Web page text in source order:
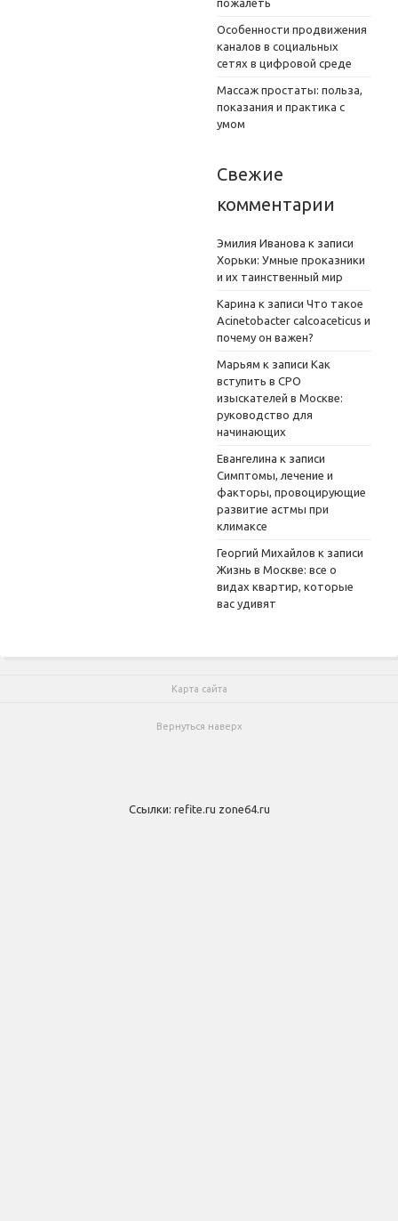
пожалеть
Особенности продвижения
каналов в социальных
сетях в цифровой среде
Массаж простаты: польза,
показания и практика с
умом
Свежие
комментарии
Эмилия Иванова к записи
Хорьки: Умные проказники
и их таинственный мир
Карина к записи Что такое
Acinetobacter calcoaceticus и
почему он важен?
Марьям к записи Как
вступить в СРО
изыскателей в Москве:
руководство для
начинающих
Евангелина к записи
Симптомы, лечение и
факторы, провоцирующие
развитие астмы при
климаксе
Георгий Михайлов к записи
Жизнь в Москве: все о
видах квартир, которые
вас удивят
Карта сайта
Вернуться наверх
Ссылки: refite.ru zone64.ru